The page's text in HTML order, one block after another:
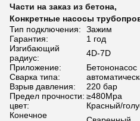
Части на заказ из бетона,
Конкретные насосы
Тип подключения:
Зажим
Гарантия:
1 год
Изгибающий
радиус:
4D-7D
Приложение:
Бетононасос
Сварка типа:
Взрыв давления:
220 бар
Предел прочности: ≥480Mpa
цвет:
Красный/
Конечное